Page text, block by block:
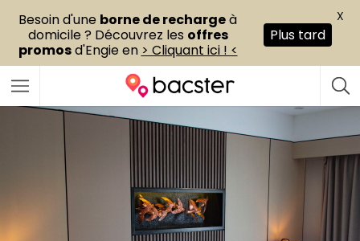
Besoin d'une borne de rechargeà
domicile ? Découvrez les offres
promosd'Engie en > Cliquant ici ! <
Plus tard
X